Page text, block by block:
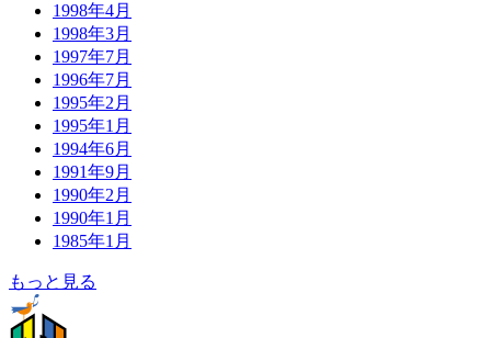
1998年4月
1998年3月
1997年7月
1996年7月
1995年2月
1995年1月
1994年6月
1991年9月
1990年2月
1990年1月
1985年1月
もっと見る